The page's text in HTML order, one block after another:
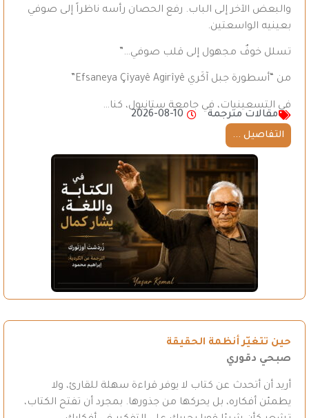
والبعض الآخر إلى الباب. رفع الحصان رأسه ناظراً إلى صوفي
بعينيه الواسعتين.
تسلل خوفٌ مجهول إلى قلب صوفي…”
من “أسطورة جبل آكَري Efsaneya Çîyayê Agirîyê”
في التسعينيات، في جامعة ستانبول، كنا…
مقالات مترجمة
2026-08-10
التفاصيل ...
حين تتغيّر أنظمة الحقيقة
صبحي دقوري
أريد أن أتحدث عن كتاب لا يوفر قراءة سهلة للقارئ، ولا
يطمئن أفكاره، بل يحركها من جذورها. بمجرد أن تفتح الكتاب،